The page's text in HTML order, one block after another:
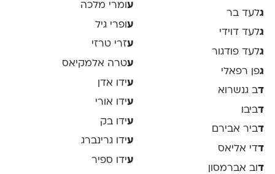
גלעד בר
גלעד דוידי
גלעד פודגור
גפן רפאלי
דב גנשרוא
דביבו
דביר אבירם
דדי אליאס
דוב אברמסון
עומרי מלכה
ע ופרי גיל
עזרי טרזי
עטרה אלמקיאס
עידו אדן
עידו אורי
עידו בק
עידו גרינברג
עידו ספיר